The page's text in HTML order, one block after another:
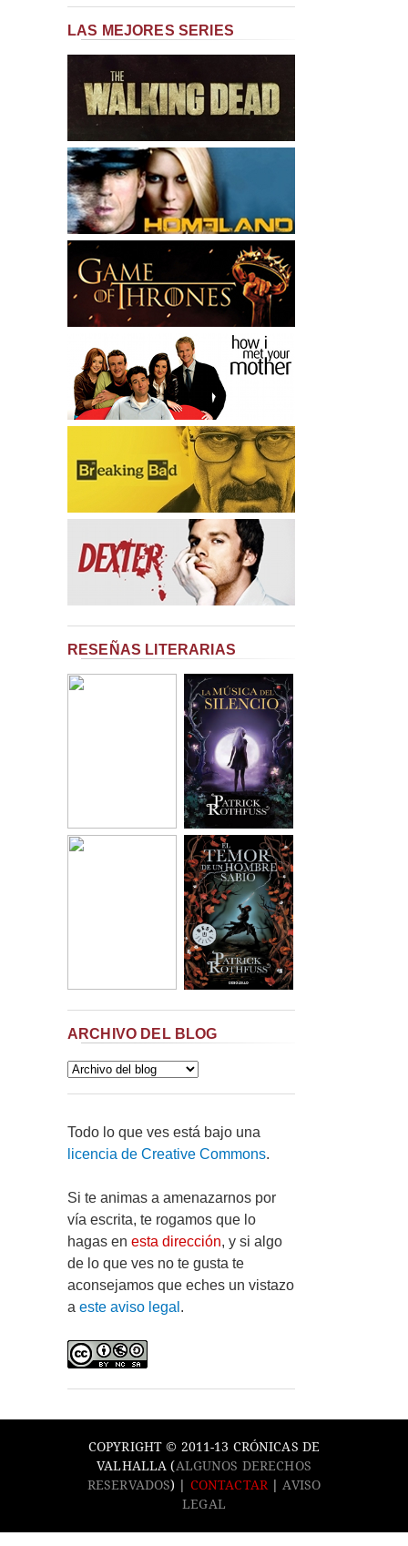
LAS MEJORES SERIES
RESEÑAS LITERARIAS
ARCHIVO DEL BLOG
Todo lo que ves está bajo una
licencia de Creative Commons.
Si te animas a amenazarnos por
vía escrita, te rogamos que lo
hagas en esta dirección, y si algo
de lo que ves no te gusta te
aconsejamos que eches un vistazo
a este aviso legal .
COPYRIGHT © 2011-13 CRÓNICAS DE
VALHALLA (ALGUNOS DERECHOS
RESERVADOS) | CONTACTAR
AVISO
LEGAL